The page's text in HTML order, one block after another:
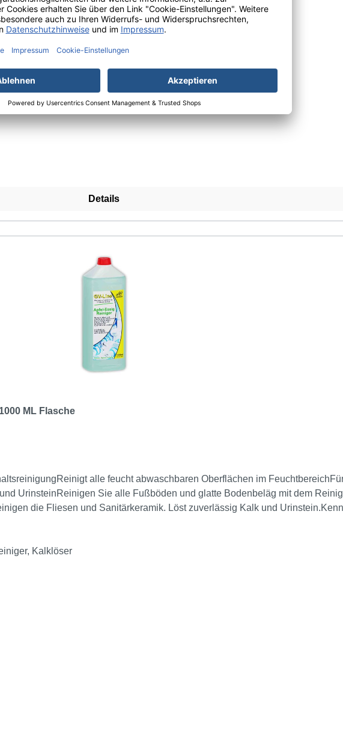
Details
ML Flasche
alle feucht abwaschbaren Oberflächen im
UrinsteinReinigen Sie alle Fußböden und glatte Bodenbeläg mit dem
die Fliesen und Sanitärkeramik. Löst zuverlässig Kalk und
Kalklöser